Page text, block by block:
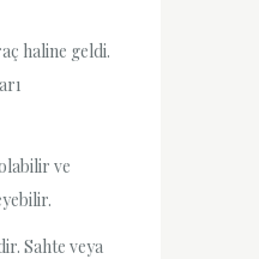
haline geldi.
ve
Sahte veya